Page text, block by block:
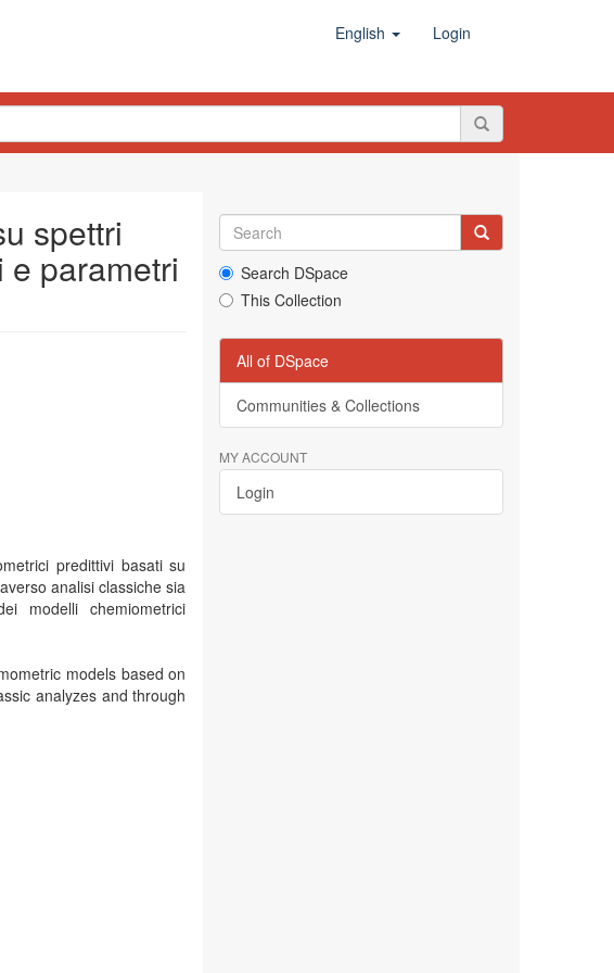
English Login
spettri
parametri
predittivi basati su
analisi classiche sia
modelli chemiometrici
models based on
analyzes and through
Search DSpace
This Collection
All of DSpace
Communities & Collections
MY ACCOUNT
Login